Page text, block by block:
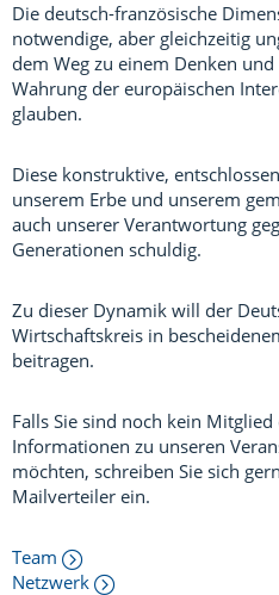
Die deutsch-französische
notwendige, aber gleichzeitig
dem Weg zu einem Denken
Wahrung der europäischen
glauben.
Diese konstruktive,
unserem Erbe und unserem
auch unserer Verantwortung
Generationen schuldig.
Zu dieser Dynamik will der
Wirtschaftskreis in
beitragen.
Falls Sie sind noch kein Mitglied
Informationen zu unseren
möchten, schreiben Sie sich
Mailverteiler ein.
Team
Netzwerk